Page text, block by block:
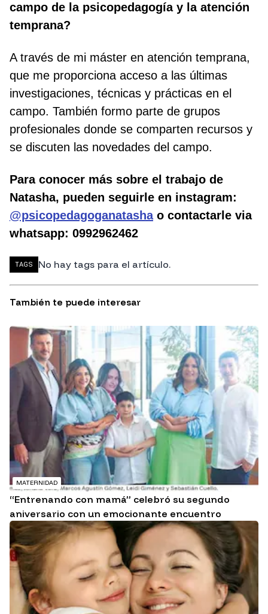
campo de la psicopedagogía y la atención
temprana?
A través de mi máster en atención temprana,
que me proporciona acceso a las últimas
investigaciones, técnicas y prácticas en el
campo. También formo parte de grupos
profesionales donde se comparten recursos y
se discuten las novedades del campo.
Para conocer más sobre el trabajo de
Natasha, pueden seguirle en instagram:
@psicopedagoganatashao contactarle via
whatsapp: 0992962462
TAGS No hay tags para el artículo.
También te puede interesar
MATERNIDAD
“Entrenando con mamá” celebró su segundo
aniversario con un emocionante encuentro